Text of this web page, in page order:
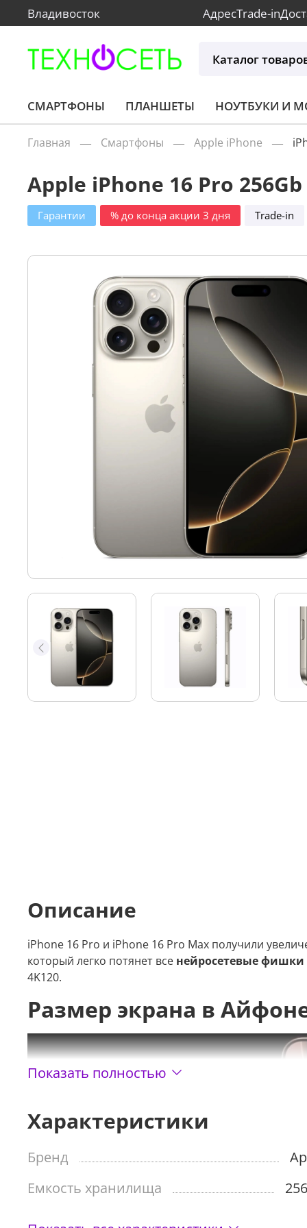
АдресTrade-in
Владивосток
Каталог
СМАРТФОНЫ ПЛАНШЕТЫ НОУТБУКИ И
Главная Смартфоны Apple iPhone
Гарантии % до конца акции 3 дня Trade-in
Apple iPhone 16 Pro
Описание
iPhone 16 Pro и iPhone 16 Pro Max получили
который легко потянет все нейросетевые фишки
4K120.
Размер экрана в
Показать полностью
Характеристики
Бренд
Емкость хранилища